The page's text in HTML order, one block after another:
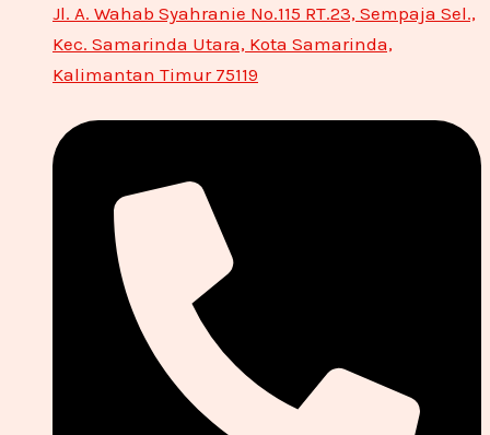
Jl. A. Wahab Syahranie No.115 RT.23, Sempaja Sel.,
Kec. Samarinda Utara, Kota Samarinda,
Kalimantan Timur 75119